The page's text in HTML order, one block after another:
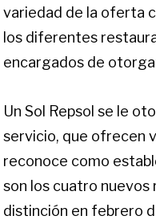
variedad de la oferta
los diferentes
encargados de
Un Sol Repsol se le
servicio, que ofrecen
reconoce como
son los cuatro
distinción en febrero